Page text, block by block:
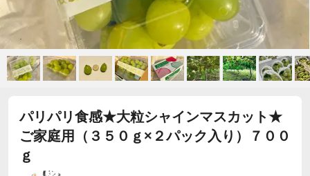
パリパリ食感★大粒シャインマスカット★
ご家庭用（３５０ｇ×２パック入り）７００
ｇ